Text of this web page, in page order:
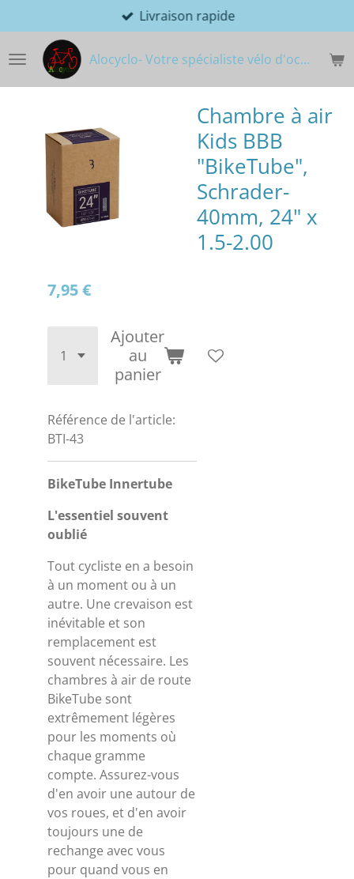
au
contenu
principal
Alocyclo- Votre spécialiste vélo d'occasion
Livraison rapide
Chambre à air
Kids BBB
"BikeTube",
Schrader-
40mm, 24" x
1.5-2.00
7,95 €
Ajouter
au
panier
Référence de l'article:
BTI-43
BikeTube Innertube
L'essentiel souvent
oublié
Tout cycliste en a besoin
à un moment ou à un
autre. Une crevaison est
inévitable et son
remplacement est
souvent nécessaire. Les
chambres à air de route
BikeTube sont
extrêmement légères
pour les moments où
chaque gramme
compte. Assurez-vous
d'en avoir une autour de
vos roues, et d'en avoir
toujours une de
rechange avec vous
pour quand vous en